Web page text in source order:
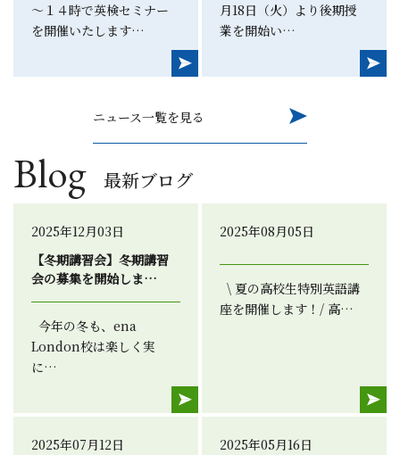
～１４時で英検セミナー
を開催いたします…
月18日（火）より後期授
業を開始い…
ニュース一覧を見る
Blog 最新ブログ
2025年12月03日
【冬期講習会】冬期講習
会の募集を開始しま…
今年の冬も、ena
London校は楽しく実
に…
2025年08月05日
\ 夏の高校生特別英語講
座を開催します！/ 高…
2025年07月12日
2025年05月16日